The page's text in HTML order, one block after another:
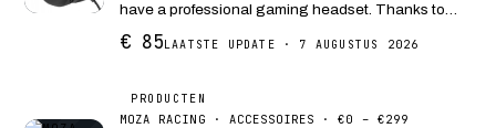
have a professional gaming headset. Thanks to
high-quality materials and a robust design, you
have a headset to enjoy for a long time. The
€ 85LAATSTE UPDATE · 7 AUGUSTUS 2026
PRODUCTEN
MOZA RACING · ACCESSOIRES · €0 – €299